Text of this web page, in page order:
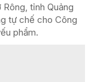
tỉnh Quảng
tự chế cho Công
phẩm.